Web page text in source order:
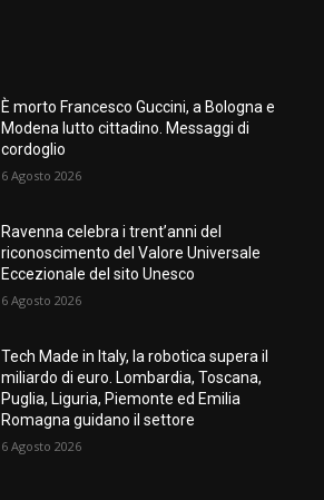
È morto Francesco Guccini, a Bologna e
Modena lutto cittadino. Messaggi di
cordoglio
6 Agosto 2026
Ravenna celebra i trent’anni del
riconoscimento del Valore Universale
Eccezionale del sito Unesco
6 Agosto 2026
Tech Made in Italy, la robotica supera il
miliardo di euro. Lombardia, Toscana,
Puglia, Liguria, Piemonte ed Emilia
Romagna guidano il settore
6 Agosto 2026